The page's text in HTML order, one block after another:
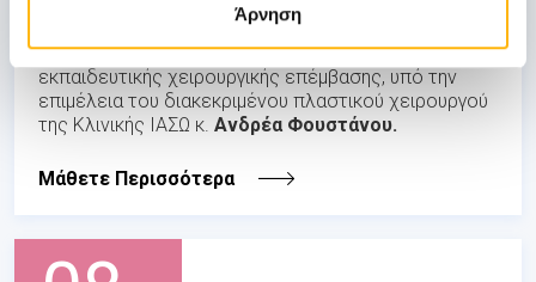
Άρνηση
Ομίλου ΙΑΣΩ
εκδήλωση με θέμα την «Ρυτιδεκτομή», η οποία
περιελάμβανε ζωντανή προβολή (live surgery)
εκπαιδευτικής χειρουργικής επέμβασης, υπό την
επιμέλεια του διακεκριμένου πλαστικού χειρουργού
της Κλινικής ΙΑΣΩ κ. Ανδρέα Φουστάνου.
Μάθετε Περισσότερα